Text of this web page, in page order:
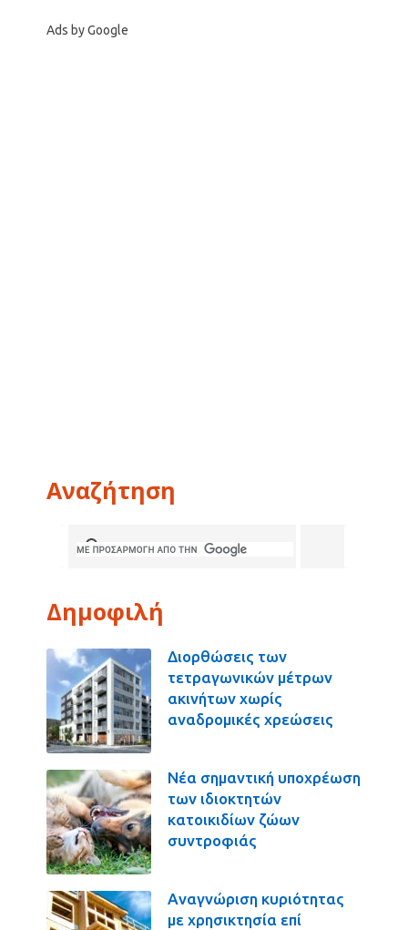
Ads by Google
Αναζήτηση
Δημοφιλή
Διορθώσεις των
τετραγωνικών μέτρων
ακινήτων χωρίς
αναδρομικές χρεώσεις
Νέα σημαντική υποχρέωση
των ιδιοκτητών
κατοικιδίων ζώων
συντροφιάς
Αναγνώριση κυριότητας
με χρησικτησία επί